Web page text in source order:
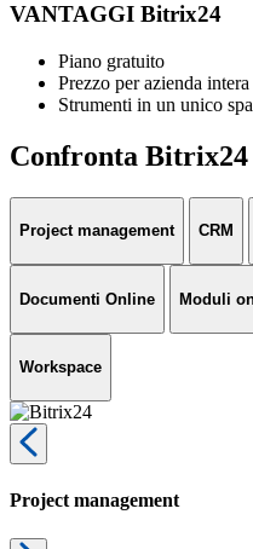
VANTAGGI Bitrix24
Piano gratuito
Prezzo per azienda intera
Strumenti in un unico
Confronta
Project management CRM
Documenti Online Moduli
Workspace
Project management